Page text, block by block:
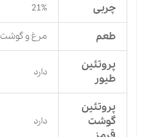
چربی 21%
طعم مرغ و گوشت
پروتئین
طیور
دارد
پروتئین
گوشت
دارد